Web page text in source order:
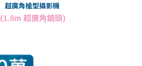
超廣角槍型攝影機
(1.8m 超廣角鏡頭)